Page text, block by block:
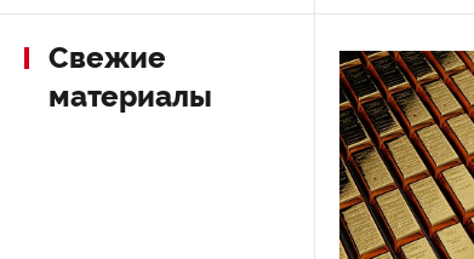
Поступило предложение
по пятницам освобождать
от работы одиноких россиянок
Свежие
материалы